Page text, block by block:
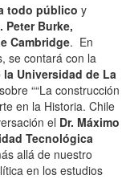
todo público y
Peter Burke,
Cambridge. En
se contará con la
la Universidad de La
““La construcción
en la Historia. Chile
el Dr. Máximo
Tecnológica
allá de nuestro
en los estudios